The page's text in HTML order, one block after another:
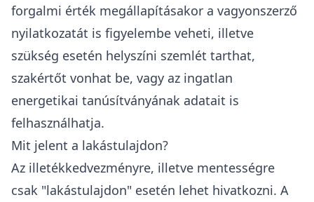
Összehasonlító értékadatok: Elsősorban az
összehasonlító értékadatokra támaszkodik, ahol
a hasonló típusú és rendeltetésű ingatlanok
piaci értékét használják fel. Az ilyen adatok 2
évnél nem régebbi, az adott településrészen
található hasonló ingatlanokra vonatkoznak. Ha
ilyen adat nem áll rendelkezésre, akkor más
település vagy településrész adatait is
figyelembe vehetik​.